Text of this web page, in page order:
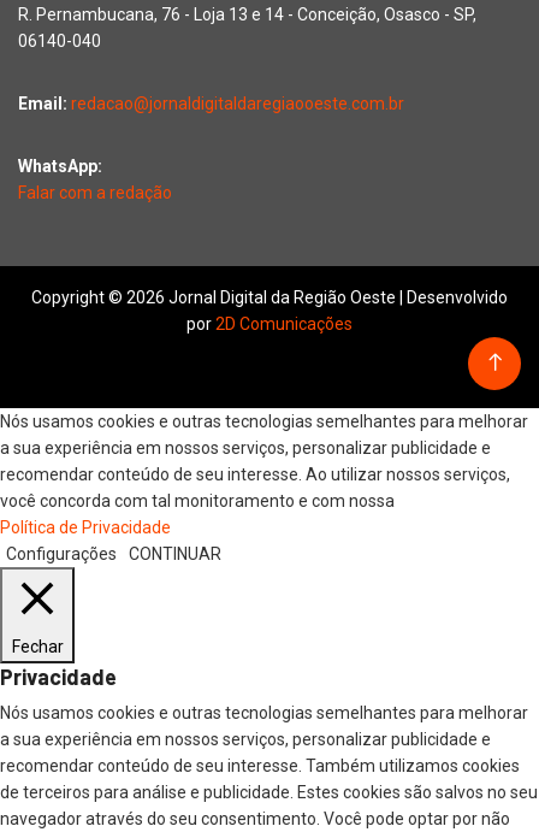
R. Pernambucana, 76 - Loja 13 e 14 - Conceição, Osasco - SP,
06140-040
Email: redacao@jornaldigitaldaregiaooeste.com.br
WhatsApp:
Falar com a redação
Copyright © 2026 Jornal Digital da Região Oeste | Desenvolvido
por2D Comunicações
Nós usamos cookies e outras tecnologias semelhantes para melhorar
a sua experiência em nossos serviços, personalizar publicidade e
recomendar conteúdo de seu interesse. Ao utilizar nossos serviços,
você concorda com tal monitoramento e com nossa
Política de Privacidade
Configurações
CONTINUAR
Fechar
Privacidade
Nós usamos cookies e outras tecnologias semelhantes para melhorar
a sua experiência em nossos serviços, personalizar publicidade e
recomendar conteúdo de seu interesse. Também utilizamos cookies
de terceiros para análise e publicidade. Estes cookies são salvos no seu
navegador através do seu consentimento. Você pode optar por não